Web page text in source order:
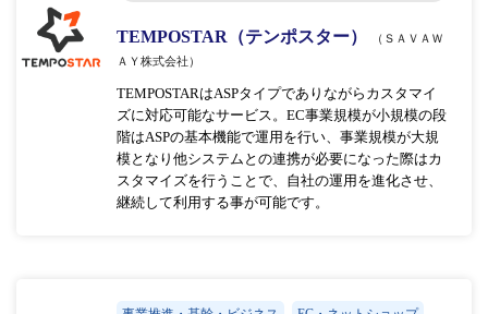
TEMPOSTAR（テンポスター）
（ＳＡＶＡＷ
ＡＹ株式会社）
TEMPOSTARはASPタイプでありながらカスタマイ
ズに対応可能なサービス。EC事業規模が小規模の段
階はASPの基本機能で運用を行い、事業規模が大規
模となり他システムとの連携が必要になった際はカ
スタマイズを行うことで、自社の運用を進化させ、
継続して利用する事が可能です。